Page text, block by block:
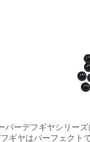
パーデフギヤシリー
ギヤはパーフェクト